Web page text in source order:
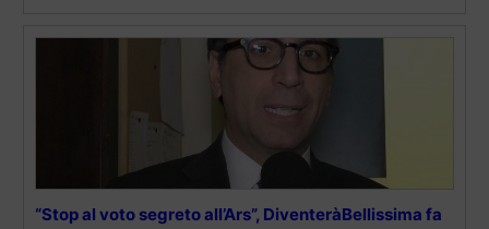
“Stop al voto segreto all’Ars”, DiventeràBellissima fa